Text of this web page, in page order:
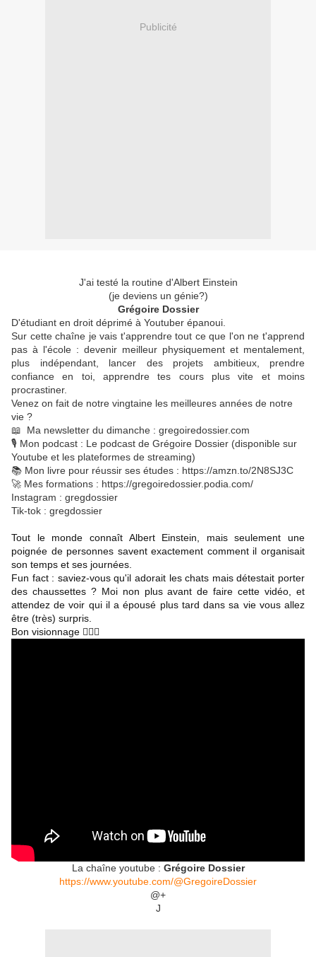
Publicité
J'ai testé la routine d'Albert Einstein
(je deviens un génie?)
Grégoire Dossier
D'étudiant en droit déprimé à Youtuber épanoui.
Sur cette chaîne je vais t'apprendre tout ce que l'on ne t'apprend
pas à l'école : devenir meilleur physiquement et mentalement,
plus indépendant, lancer des projets ambitieux, prendre
confiance en toi, apprendre tes cours plus vite et moins
procrastiner.
Venez on fait de notre vingtaine les meilleures années de notre
vie ?
📖 Ma newsletter du dimanche : gregoiredossier.com
🎙️ Mon podcast : Le podcast de Grégoire Dossier (disponible sur
Youtube et les plateformes de streaming)
📚 Mon livre pour réussir ses études : https://amzn.to/2N8SJ3C
🚀 Mes formations : https://gregoiredossier.podia.com/
Instagram : gregdossier
Tik-tok : gregdossier
Tout le monde connaît Albert Einstein, mais seulement une
poignée de personnes savent exactement comment il organisait
son temps et ses journées.
Fun fact : saviez-vous qu'il adorait les chats mais détestait porter
des chaussettes ? Moi non plus avant de faire cette vidéo, et
attendez de voir qui il a épousé plus tard dans sa vie vous allez
être (très) surpris.
Bon visionnage 🙋🏼‍♂️
La chaîne youtube : Grégoire Dossier
https://www.youtube.com/@GregoireDossier
@+
J